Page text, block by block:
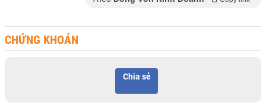
CHỨNG KHOÁN
Chia sẻ